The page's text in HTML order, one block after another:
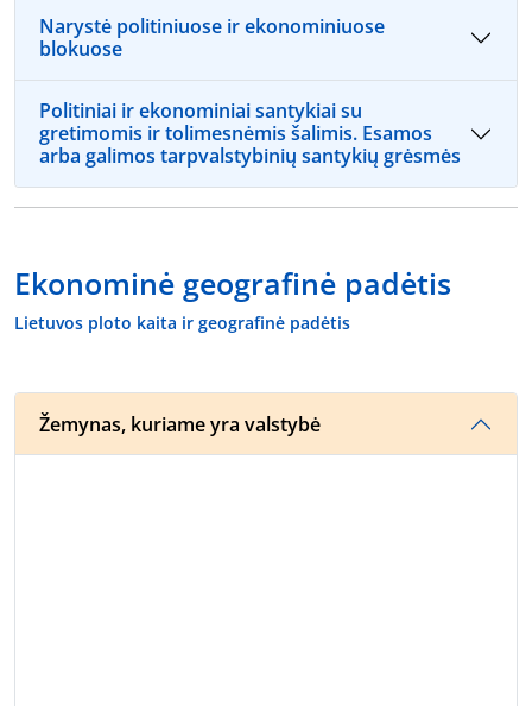
Narystė politiniuose ir ekonominiuose
blokuose
Politiniai ir ekonominiai santykiai su
gretimomis ir tolimesnėmis šalimis. Esamos
arba galimos tarpvalstybinių santykių grėsmės
Ekonominė geografinė padėtis
Lietuvos ploto kaita ir geografinė padėtis
Žemynas, kuriame yra valstybė